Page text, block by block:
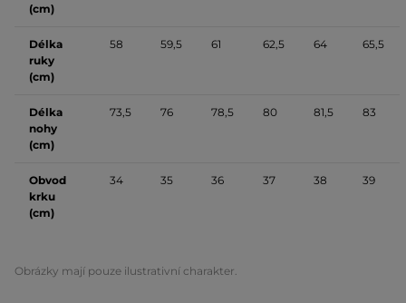
(cm)
Délka
ruky
(cm)
58 59,5 61 62,5 64 65,5
Délka
nohy
(cm)
73,5 76 78,5 80 81,5 83
Obvod
krku
(cm)
34 35 36 37 38 39
Obrázky mají pouze ilustrativní charakter.